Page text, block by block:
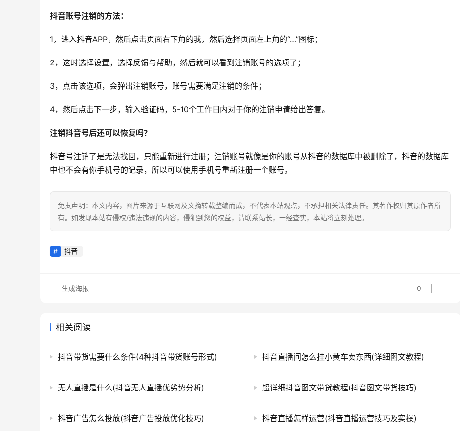
抖音账号注销的方法：
1，进入抖音APP，然后点击页面右下角的我，然后选择页面左上角的“…”图标；
2，这时选择设置，选择反馈与帮助，然后就可以看到注销账号的选项了；
3，点击该选项，会弹出注销账号，账号需要满足注销的条件；
4，然后点击下一步，输入验证码，5-10个工作日内对于你的注销申请给出答复。
注销抖音号后还可以恢复吗？
抖音号注销了是无法找回，只能重新进行注册；注销账号就像是你的账号从抖音的数据库中被删除了，抖音的数据库
中也不会有你手机号的记录，所以可以使用手机号重新注册一个账号。
免责声明：本文内容，图片来源于互联网及文摘转载整编而成，不代表本站观点，不承担相关法律责任。其著作权归其原作者所
有。如发现本站有侵权/违法违规的内容，侵犯到您的权益，请联系站长，一经查实，本站将立刻处理。
抖音
0
生成海报
相关阅读
抖音带货需要什么条件(4种抖音带货账号形式) 抖音直播间怎么挂小黄车卖东西(详细图文教程)
无人直播是什么(抖音无人直播优劣势分析) 超详细抖音图文带货教程(抖音图文带货技巧)
抖音广告怎么投放(抖音广告投放优化技巧) 抖音直播怎样运营(抖音直播运营技巧及实操)